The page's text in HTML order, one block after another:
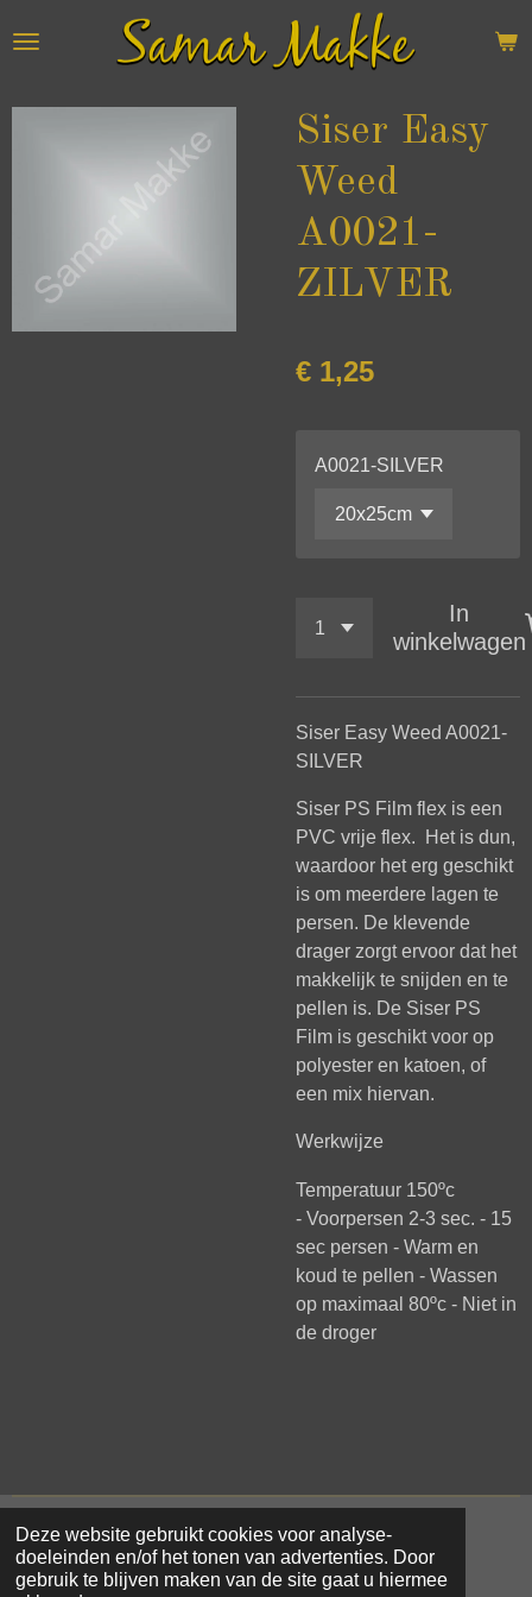
Deze website gebruikt cookies voor analyse-
doeleinden en/of het tonen van advertenties. Door
gebruik te blijven maken van de site gaat u hiermee
direct
de
Siser Easy
Weed
A0021-
ZILVER
€ 1,25
A0021-SILVER
In
winkelwagen
Siser Easy Weed A0021-
SILVER
Siser PS Film flex is een
PVC vrije flex. Het is dun,
waardoor het erg geschikt
is om meerdere lagen te
persen. De klevende
drager zorgt ervoor dat het
makkelijk te snijden en te
pellen is. De Siser PS
Film is geschikt voor op
polyester en katoen, of
een mix hiervan.
Werkwijze
Temperatuur 150ºc
- Voorpersen 2-3 sec. - 15
sec persen - Warm en
koud te pellen - Wassen
op maximaal 80ºc - Niet in
de droger
© 2021 - 2026 Samar Makke
Powered by JouwWeb